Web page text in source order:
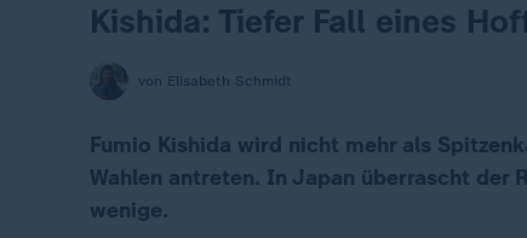
:Kishida: Tiefer Fall eines
von Elisabeth Schmidt
Fumio Kishida wird nicht mehr als
Wahlen antreten. In Japan überrascht der
wenige.